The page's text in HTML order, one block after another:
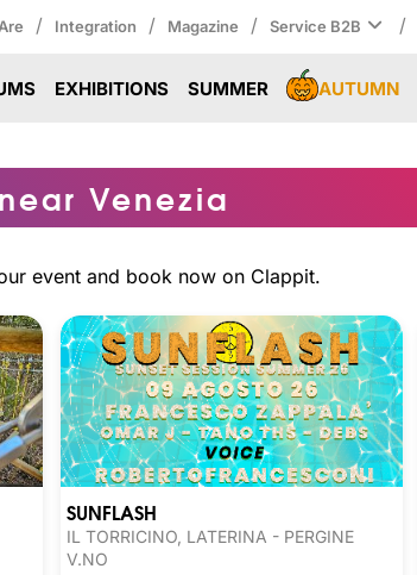
/ Integration / Magazine / Service B2B /
EXHIBITIONS SUMMER AUTUMN
Venezia
event and book now on Clappit.
SUNFLASH
IL TORRICINO, LATERINA - PERGINE
V.NO